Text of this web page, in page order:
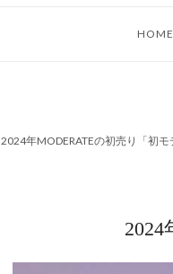
HOME
2024年MODERATEの初売り「初モ
2024